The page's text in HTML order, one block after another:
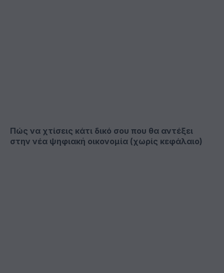
Πώς να χτίσεις κάτι δικό σου που θα αντέξει
στην νέα ψηφιακή οικονομία (χωρίς κεφάλαιο)